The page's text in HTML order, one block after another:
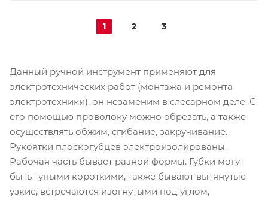
1 2 3
Данный ручной инструмент применяют для
электротехнических работ (монтажа и ремонта
электротехники), он незаменим в слесарном деле. С
его помощью проволоку можно обрезать, а также
осуществлять обжим, сгибание, закручивание.
Рукоятки плоскогубцев электроизолированы.
Рабочая часть бывает разной формы. Губки могут
быть тупыми короткими, также бывают вытянутые
узкие, встречаются изогнутыми под углом,